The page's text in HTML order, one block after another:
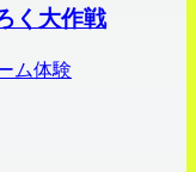
く大作戦
ム体験